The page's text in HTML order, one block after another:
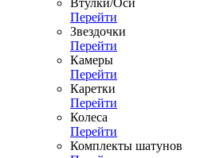
Втулки/Оси
Перейти
Звездочки
Перейти
Камеры
Перейти
Каретки
Перейти
Колеса
Перейти
Комплекты шатунов